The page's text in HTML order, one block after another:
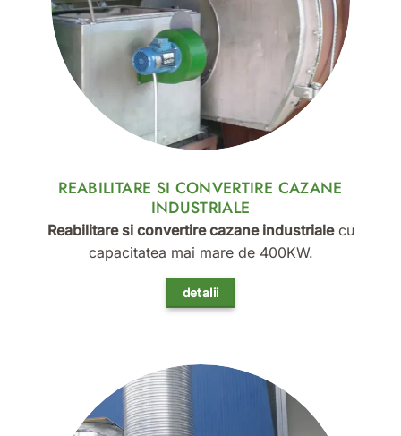
REABILITARE SI CONVERTIRE CAZANE
INDUSTRIALE
Reabilitare si convertire cazane industrialecu
capacitatea mai mare de 400KW.
detalii